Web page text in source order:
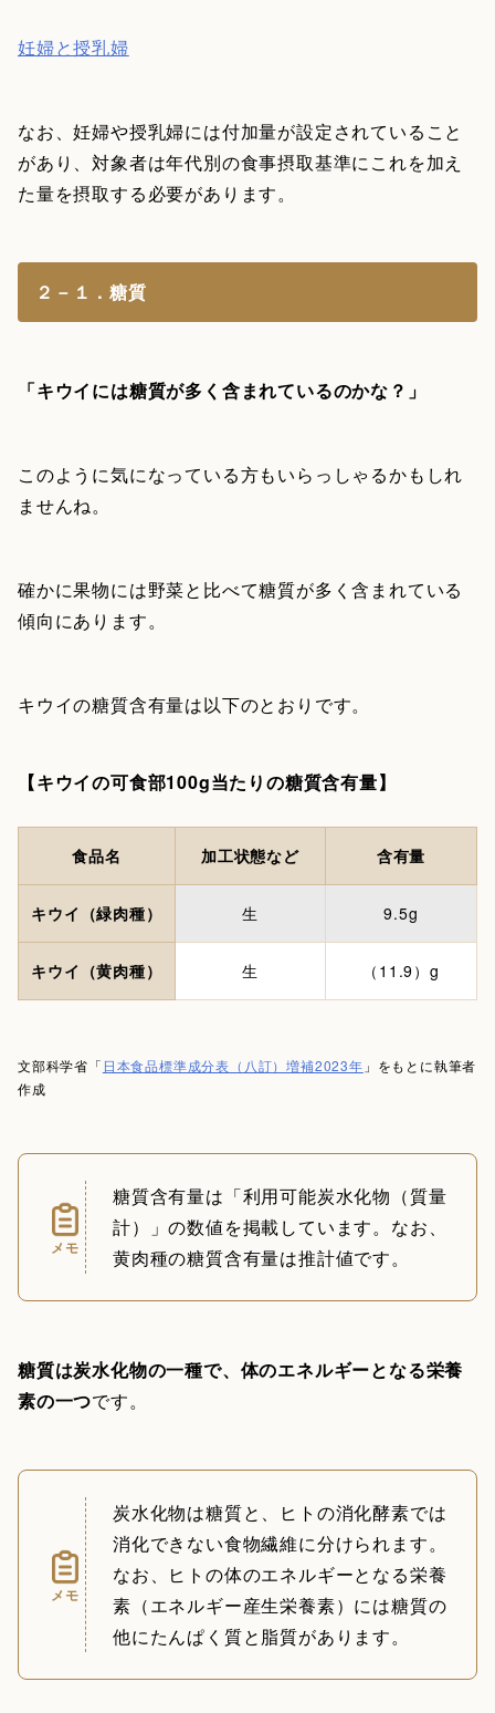
妊婦と授乳婦
なお、妊婦や授乳婦には付加量が設定されていること
があり、対象者は年代別の食事摂取基準にこれを加え
た量を摂取する必要があります。
２－１．糖質
「キウイには糖質が多く含まれているのかな？」
このように気になっている方もいらっしゃるかもしれ
ませんね。
確かに果物には野菜と比べて糖質が多く含まれている
傾向にあります。
キウイの糖質含有量は以下のとおりです。
【キウイの可食部100g当たりの糖質含有量】
食品名 加工状態など 含有量
キウイ（緑肉種） 生 9.5g
キウイ（黄肉種） 生 （11.9）g
文部科学省「 日本食品標準成分表（八訂）増補2023年 」をもとに執筆者
作成
メモ
糖質含有量は「利用可能炭水化物（質量
計）」の数値を掲載しています。なお、
黄肉種の糖質含有量は推計値です。
糖質は炭水化物の一種で、体のエネルギーとなる栄養
素の一つです。
メモ
炭水化物は糖質と、ヒトの消化酵素では
消化できない食物繊維に分けられます。
なお、ヒトの体のエネルギーとなる栄養
素（エネルギー産生栄養素）には糖質の
他にたんぱく質と脂質があります。